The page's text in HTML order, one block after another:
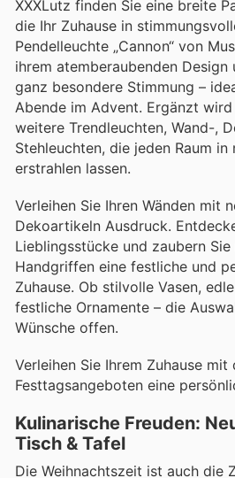
XXXLutz finden Sie eine breite
die Ihr Zuhause in
Pendelleuchte „Cannon“ von
ihrem atemberaubenden
ganz besondere Stimmung –
Abende im Advent. Ergänzt
weitere Trendleuchten, Wand-,
Stehleuchten, die jeden Raum in
erstrahlen lassen.
Verleihen Sie Ihren Wänden mit
Dekoartikeln Ausdruck.
Lieblingsstücke und zaubern
Handgriffen eine festliche und
Zuhause. Ob stilvolle Vasen,
festliche Ornamente – die
Wünsche offen.
Verleihen Sie Ihrem Zuhause mit
Festtagsangeboten eine
Kulinarische Freuden:
Tisch & Tafel
Die Weihnachtszeit ist auch die